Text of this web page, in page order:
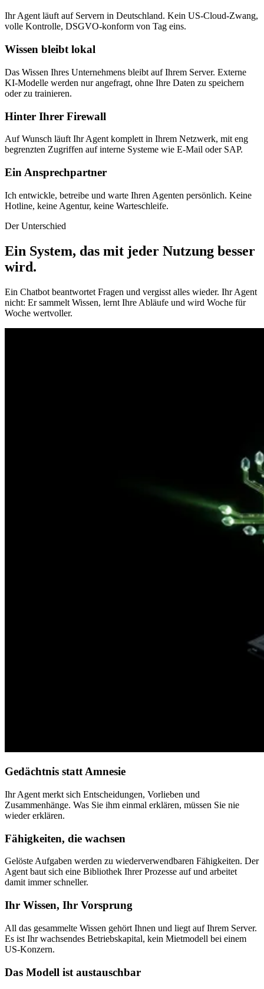
Ihr Agent läuft auf Servern in Deutschland. Kein US-Cloud-Zwang,
volle Kontrolle, DSGVO-konform von Tag eins.
Wissen bleibt lokal
Das Wissen Ihres Unternehmens bleibt auf Ihrem Server. Externe
KI-Modelle werden nur angefragt, ohne Ihre Daten zu speichern
oder zu trainieren.
Hinter Ihrer Firewall
Auf Wunsch läuft Ihr Agent komplett in Ihrem Netzwerk, mit eng
begrenzten Zugriffen auf interne Systeme wie E-Mail oder SAP.
Ein Ansprechpartner
Ich entwickle, betreibe und warte Ihren Agenten persönlich. Keine
Hotline, keine Agentur, keine Warteschleife.
Der Unterschied
Ein System, das mit jeder Nutzung besser
wird.
Ein Chatbot beantwortet Fragen und vergisst alles wieder. Ihr Agent
nicht: Er sammelt Wissen, lernt Ihre Abläufe und wird Woche für
Woche wertvoller.
Gedächtnis statt Amnesie
Ihr Agent merkt sich Entscheidungen, Vorlieben und
Zusammenhänge. Was Sie ihm einmal erklären, müssen Sie nie
wieder erklären.
Fähigkeiten, die wachsen
Gelöste Aufgaben werden zu wiederverwendbaren Fähigkeiten. Der
Agent baut sich eine Bibliothek Ihrer Prozesse auf und arbeitet
damit immer schneller.
Ihr Wissen, Ihr Vorsprung
All das gesammelte Wissen gehört Ihnen und liegt auf Ihrem Server.
Es ist Ihr wachsendes Betriebskapital, kein Mietmodell bei einem
US-Konzern.
Das Modell ist austauschbar